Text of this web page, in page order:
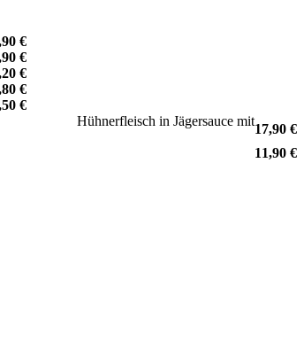
€
€
€
€
€
Hühnerfleisch in Jägersauce mit
17,90 €
11,90 €